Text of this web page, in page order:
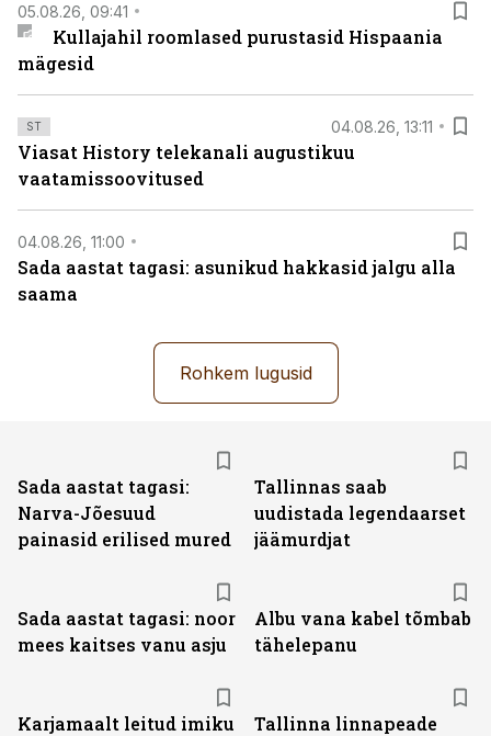
05.08.26, 09:41
Kullajahil roomlased purustasid Hispaania
mägesid
ST 04.08.26, 13:11
Viasat History telekanali augustikuu
vaatamissoovitused
04.08.26, 11:00
Sada aastat tagasi: asunikud hakkasid jalgu alla
saama
Rohkem lugusid
Sada aastat tagasi:
Narva-Jõesuud
painasid erilised mured
Tallinnas saab
uudistada legendaarset
jäämurdjat
Sada aastat tagasi: noor
mees kaitses vanu asju
Albu vana kabel tõmbab
tähelepanu
Karjamaalt leitud imiku Tallinna linnapeade